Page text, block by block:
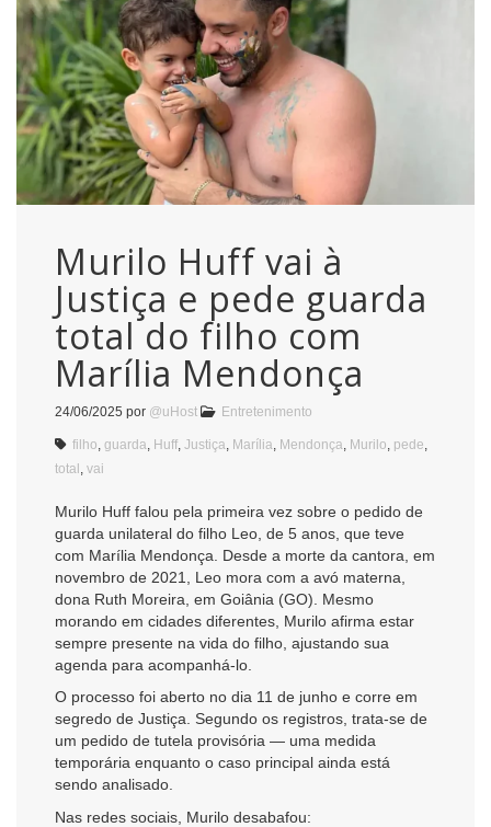
Murilo Huff vai à
Justiça e pede guarda
total do filho com
Marília Mendonça
24/06/2025 por @uHost Entretenimento
filho guarda Huff Justiça Marília Mendonça Murilo pede
total vai
Murilo Huff falou pela primeira vez sobre o pedido de
guarda unilateral do filho Leo, de 5 anos, que teve
com Marília Mendonça. Desde a morte da cantora, em
novembro de 2021, Leo mora com a avó materna,
dona Ruth Moreira, em Goiânia (GO). Mesmo
morando em cidades diferentes, Murilo afirma estar
sempre presente na vida do filho, ajustando sua
agenda para acompanhá-lo.
O processo foi aberto no dia 11 de junho e corre em
segredo de Justiça. Segundo os registros, trata-se de
um pedido de tutela provisória — uma medida
temporária enquanto o caso principal ainda está
sendo analisado.
Nas redes sociais, Murilo desabafou: